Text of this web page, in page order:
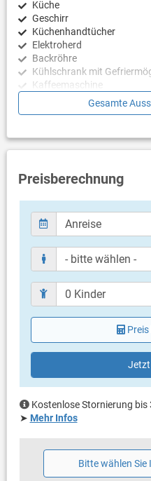
Küche
Geschirr
Küchenhandtücher
Elektroherd
Backröhre
Kühlschrank mit
Kaffeemaschine
Wasserkocher
Schlafzimmer
- keine Angaben -
Badezimmer
Bad mit WC, Dusche
Balkon & Terrasse
gemeinsame Terrasse
Weitere Informationen
Grill vorhanden
Privater Parkplatz auf dem
Swimmingpool
Haustier erlaubt (gegen
Haustier)
Klimaanlage im Preis
Eigentümer lebt im gleichen
Internet per WLAN
Gesamte
Preisberechnung
Kostenlose Stornierung bis
➤ Mehr Infos
Bitte wählen Sie